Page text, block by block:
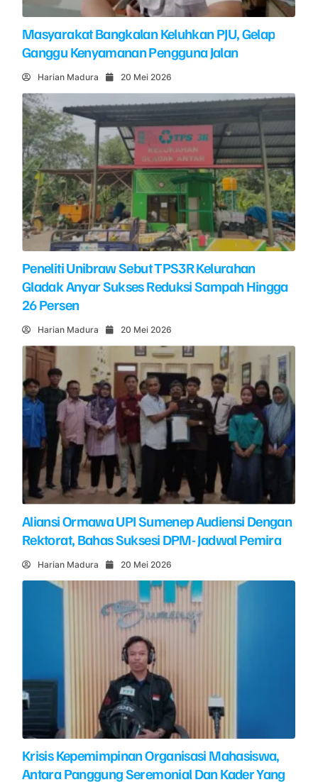
Masyarakat Bangkalan Keluhkan PJU, Gelap
Ganggu Kenyamanan Pengguna Jalan
Harian Madura 20 Mei 2026
Peneliti Unibraw Sebut TPS3R Kelurahan
Gladak Anyar Sukses Reduksi Sampah Hingga
26 Persen
Harian Madura 20 Mei 2026
Aliansi Ormawa UPI Sumenep Audiensi Dengan
Rektorat, Bahas Suksesi DPM- Jadwal Pemira
Harian Madura 20 Mei 2026
Krisis Kepemimpinan Organisasi Mahasiswa,
Antara Panggung Seremonial Dan Kader Yang